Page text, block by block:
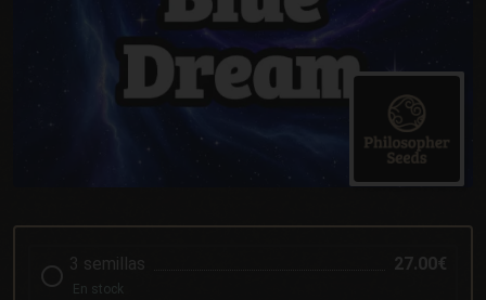
3 semillas 27.00€
En stock